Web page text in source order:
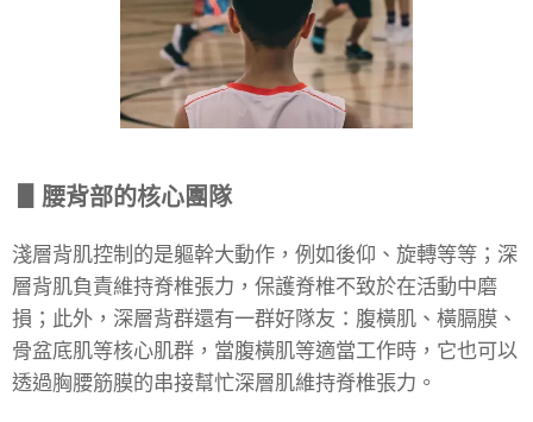
▋腰背部的核心團隊
淺層背肌控制的是軀幹大動作，例如後仰、旋轉等等；深
層背肌負責維持脊椎張力，保護脊椎不致於在活動中磨
損；此外，深層背群還有一群好隊友：腹橫肌、橫膈膜、
骨盆底肌等核心肌群，當腹橫肌等適當工作時，它也可以
透過胸腰筋膜的串接幫忙深層肌維持脊椎張力。